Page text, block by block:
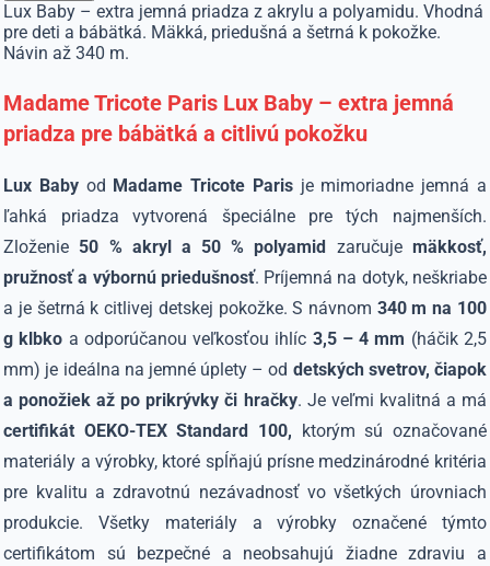
Lux Baby – extra jemná priadza z akrylu a polyamidu. Vhodná
pre deti a bábätká. Mäkká, priedušná a šetrná k pokožke.
Návin až 340 m.
Madame Tricote Paris Lux Baby – extra jemná
priadza pre bábätká a citlivú pokožku
Lux Babyod Madame Tricote Parisje mimoriadne jemná a
ľahká priadza vytvorená špeciálne pre tých najmenších.
Zloženie 50 % akryl a 50 % polyamid zaručuje mäkkosť,
pružnosť a výbornú priedušnosť. Príjemná na dotyk, neškriabe
a je šetrná k citlivej detskej pokožke. S návnom 340 m na 100
g klbko a odporúčanou veľkosťou ihlíc 3,5 – 4 mm (háčik 2,5
mm) je ideálna na jemné úplety – od detských svetrov, čiapok
a ponožiek až po prikrývky či hračky. Je veľmi kvalitná a má
certifikát OEKO-TEX Standard 100, ktorým sú označované
materiály a výrobky, ktoré spĺňajú prísne medzinárodné kritéria
pre kvalitu a zdravotnú nezávadnosť vo všetkých úrovniach
produkcie. Všetky materiály a výrobky označené týmto
certifikátom sú bezpečné a neobsahujú žiadne zdraviu a